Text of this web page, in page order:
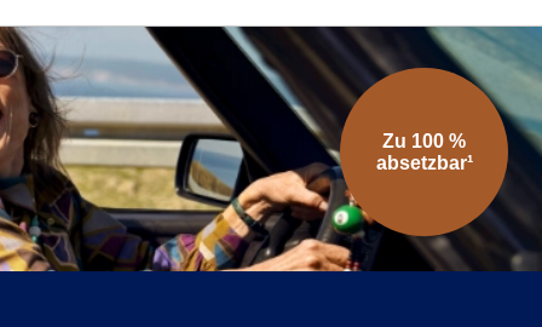
Zu 100 %
absetzbar¹